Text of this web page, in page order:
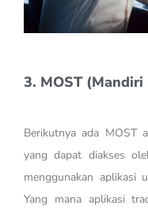
3. MOST
Berikutnya ada MOST
yang dapat diakses
menggunakan aplikasi
Yang mana aplikasi